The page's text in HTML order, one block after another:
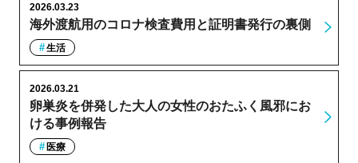
海外渡航用のコロナ検査費用と証明書発行の裏側
2026.03.23
生活
卵巣炎を併発した大人の女性のおたふく風邪にお
ける事例報告
2026.03.21
医療